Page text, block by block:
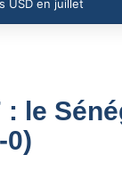
USD en juillet
: le
0)